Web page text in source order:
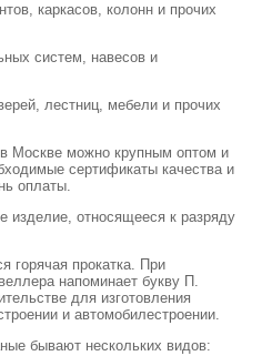
каркасов, колонн и прочих
систем, навесов и
лестниц, мебели и прочих
Москве можно крупным оптом и
сертификаты качества и
оплаты.
изделие, относящееся к разряду
горячая прокатка. При
напоминает букву П.
для изготовления
и автомобилестроении.
бывают нескольких видов: